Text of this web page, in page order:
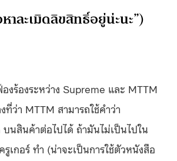
าละเมิดลิขสิทธิ์อยู่น่ะนะ”)
งร้องระหว่าง Supreme และ MTTM
ว่า MTTM สามารถใช้คำว่า
นสินค้าต่อไปได้ ถ้ามันไม่เป็นไปใน
เกอร์ ทำ (น่าจะเป็นการใช้ตัวหนังสือ